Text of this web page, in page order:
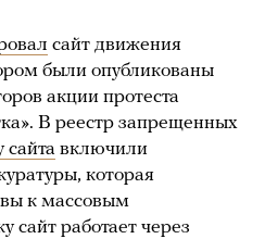
сайт движения
были опубликованы
акции протеста
В реестр запрещенных
сайта включили
которая
к массовым
сайт работает через